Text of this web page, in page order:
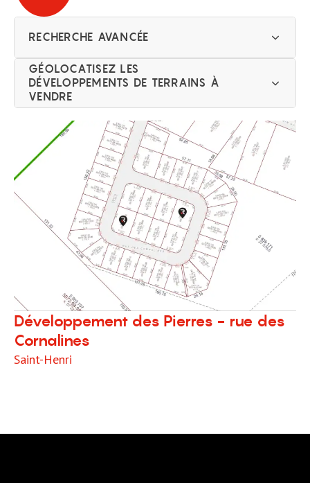
RECHERCHE AVANCÉE
GÉOLOCATISEZ LES
DÉVELOPPEMENTS DE TERRAINS À
VENDRE
Développement des Pierres - rue des
Cornalines
Saint-Henri